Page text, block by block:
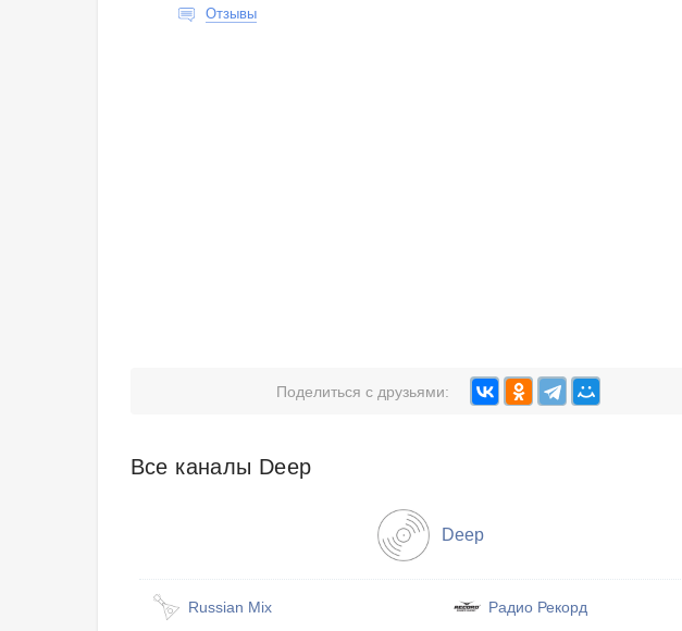
Отзывы
Поделиться с друзьями:
Все каналы Deep
Deep
Russian Mix Радио Рекорд